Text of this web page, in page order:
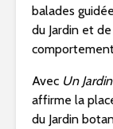
balades
du Jardin et
Avec Un
affirme la
du Jardin